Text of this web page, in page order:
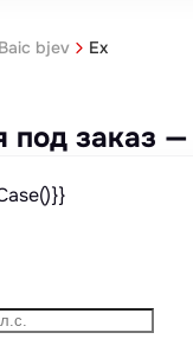
Baic bjev Ex
под заказ